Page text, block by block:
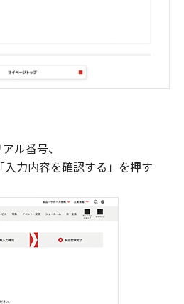
ル番号、
力内容を確認する」を押す